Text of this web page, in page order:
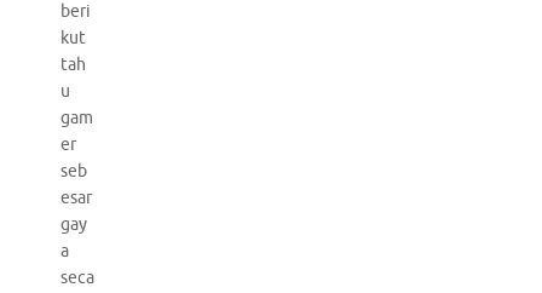
beri
kut
tah
u
gam
er
seb
esar
gay
a
seca